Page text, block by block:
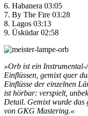
6. Habanera 03:05
7. By The Fire 03:28
8. Lagos 03:13
9. Üsküdar 02:58
»Orb ist ein
Einflüssen, gemixt quer
Einflüsse der einzelnen
ist hörbar: verspielt,
Detail. Gemixt wurde das
von GKG Mastering.«